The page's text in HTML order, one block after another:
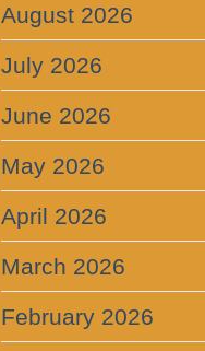
August 2026
July 2026
June 2026
May 2026
April 2026
March 2026
February 2026